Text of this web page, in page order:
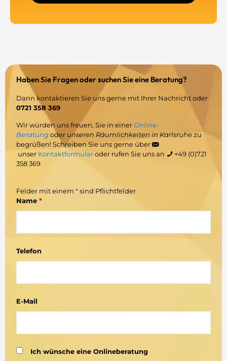
Haben Sie Fragen oder suchen Sie eine Beratung?
Dann kontaktieren Sie uns gerne mit Ihrer Nachricht oder
0721 358 369
Wir würden uns freuen, Sie in einerOnline-
Beratungoder unseren Räumlichkeiten in Karlsruhe zu
begrüßen! Schreiben Sie uns gerne über
unser Kontaktformularoder rufen Sie uns an
+49 (0)721
358 369
Felder mit einem *sind Pflichtfelder
Name *
Telefon
E-Mail
Ich wünsche eine Onlineberatung